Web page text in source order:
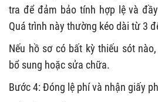
tra để đảm bảo tính hợp lệ và
Quá trình này thường kéo dài từ 3
Nếu hồ sơ có bất kỳ thiếu sót
bổ sung hoặc sửa chữa.
Bước 4: Đóng lệ phí và nhận giấy